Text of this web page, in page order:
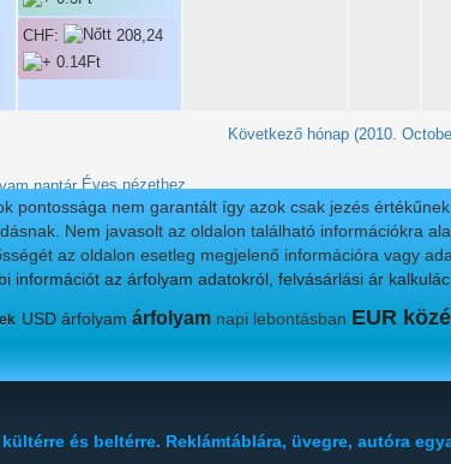
CHF: 208,24
Következő hónap (2010.
Éves nézethez
pontossága nem garantált így azok csak jezés
Nem javasolt az oldalon található információkra
az oldalon esetleg megjelenő információra vagy
információt az árfolyam adatokról, felvásárlási ár
USD árfolyam árfolyam napi lebontásban EUR
kültérre és beltérre. Reklámtáblára, üvegre, autóra